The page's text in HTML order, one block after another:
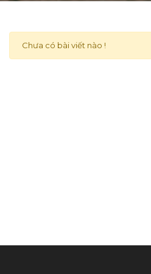
Chưa có bài viết nào !